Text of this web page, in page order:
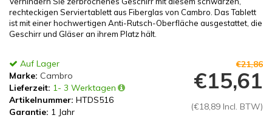
rechteckigen Serviertablett aus Fiberglas von Cambro. Das Tablett
ist mit einer hochwertigen Anti-Rutsch-Oberfläche ausgestattet, die
Geschirr und Gläser an ihrem Platz hält.
Auf Lager
Marke: Cambro
Lieferzeit: 1- 3 Werktagen
Artikelnummer: HTDS516
Garantie: 1 Jahr
€21,86
€15,61
(€18,89 Incl. BTW)